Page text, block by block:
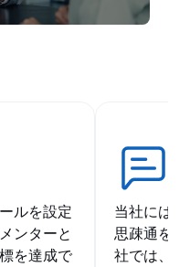
ルを設定
ンターと
を達成で
当社には
思疎通を
社では、C